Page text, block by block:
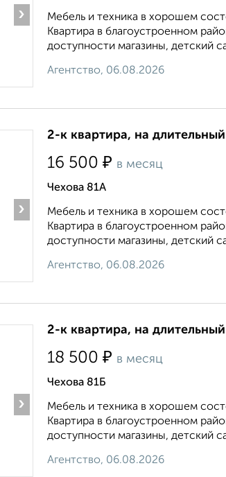
›
Мебель и техника в хорошем
Квартира в благоустроенном
доступности магазины, детский
Агентство, 06.08.2026
›
2-к квартира, на
16 500 ₽ в месяц
Чехова 81А
Мебель и техника в хорошем
Квартира в благоустроенном
доступности магазины, детский
Агентство, 06.08.2026
›
2-к квартира, на
18 500 ₽ в месяц
Чехова 81Б
Мебель и техника в хорошем
Квартира в благоустроенном
доступности магазины, детский
Агентство, 06.08.2026